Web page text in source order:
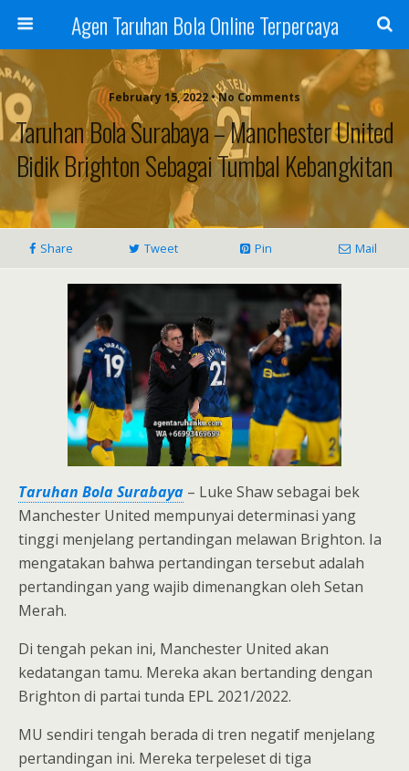
Agen Taruhan Bola Online Terpercaya
February 15, 2022 • No Comments
Taruhan Bola Surabaya – Manchester United
Bidik Brighton Sebagai Tumbal Kebangkitan
Share Tweet Pin Mail
Taruhan Bola Surabaya – Luke Shaw sebagai bek
Manchester United mempunyai determinasi yang
tinggi menjelang pertandingan melawan Brighton. Ia
mengatakan bahwa pertandingan tersebut adalah
pertandingan yang wajib dimenangkan oleh Setan
Merah.
Di tengah pekan ini, Manchester United akan
kedatangan tamu. Mereka akan bertanding dengan
Brighton di partai tunda EPL 2021/2022.
MU sendiri tengah berada di tren negatif menjelang
pertandingan ini. Mereka terpeleset di tiga